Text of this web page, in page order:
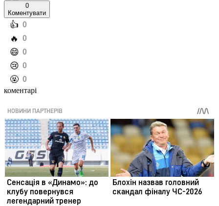
0
Коментувати
️👍 0
️🔥 0
️😄 0
️😢 0
️🤬 0
коментарі